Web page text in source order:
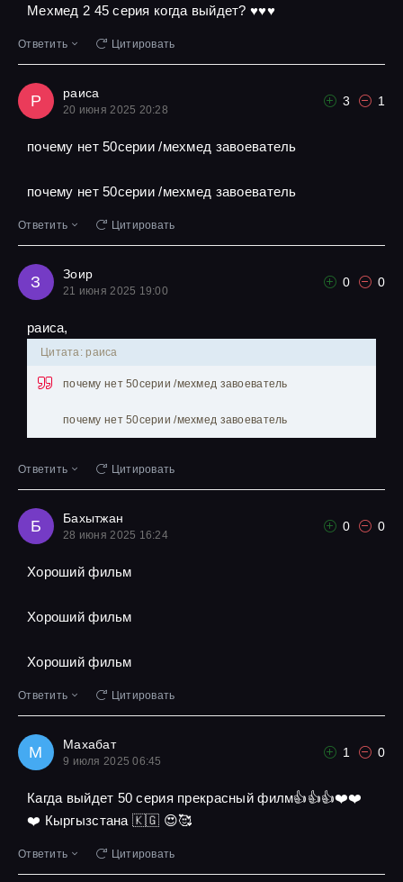
Мехмед 2 45 серия когда выйдет? ♥️♥️♥️
Ответить Цитировать
Р раиса
20 июня 2025 20:28
3 1
почему нет 50серии /мехмед завоеватель
почему нет 50серии /мехмед завоеватель
Ответить Цитировать
З Зоир
21 июня 2025 19:00
0 0
раиса,
Цитата: раиса
почему нет 50серии /мехмед завоеватель
почему нет 50серии /мехмед завоеватель
Ответить Цитировать
Б Бахытжан
28 июня 2025 16:24
0 0
Хороший фильм
Хороший фильм
Хороший фильм
Ответить Цитировать
М Махабат
9 июля 2025 06:45
1 0
Кагда выйдет 50 серия прекрасный филм👍👍👍❤️❤️
❤️ Кыргызстана 🇰🇬 😍🥰
Ответить Цитировать